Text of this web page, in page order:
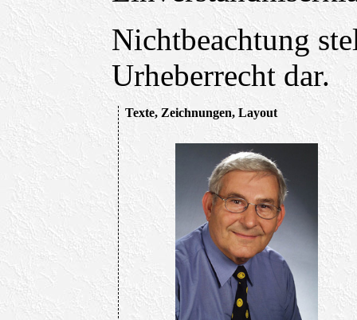
Nichtbeachtung
Urheberrecht dar.
Texte, Zeichnungen, Layout